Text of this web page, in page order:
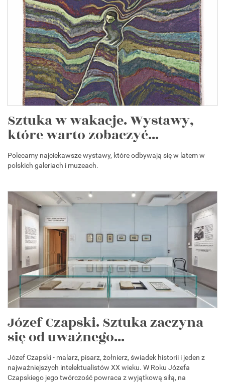
Sztuka w wakacje. Wystawy,
które warto zobaczyć...
Polecamy najciekawsze wystawy, które odbywają się w latem w
polskich galeriach i muzeach.
Józef Czapski. Sztuka zaczyna
się od uważnego...
Józef Czapski - malarz, pisarz, żołnierz, świadek historii i jeden z
najważniejszych intelektualistów XX wieku. W Roku Józefa
Czapskiego jego twórczość powraca z wyjątkową siłą, na